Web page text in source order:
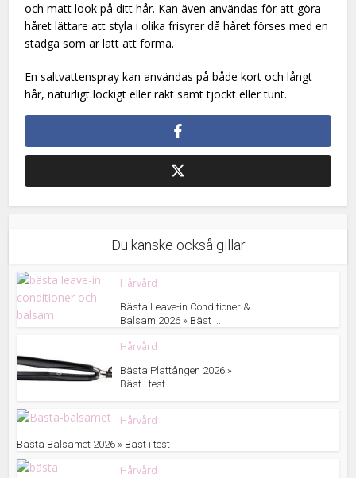
och matt look på ditt hår. Kan även användas för att göra
håret lättare att styla i olika frisyrer då håret förses med en
stadga som är lätt att forma.
En saltvattenspray kan användas på både kort och långt
hår, naturligt lockigt eller rakt samt tjockt eller tunt.
Du kanske också gillar
Hårvård
Bästa Leave-in Conditioner &
Balsam 2026 » Bäst i...
Hårvård
Bästa Plattången 2026 »
Bäst i test
Hårvård
Bästa Balsamet 2026 » Bäst i test
Hårvård